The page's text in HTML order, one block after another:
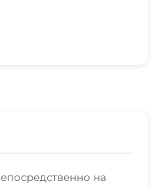
на